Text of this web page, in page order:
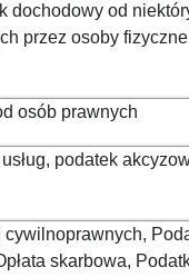
dochodowy od
przez osoby
osób prawnych
podatek
cywilnoprawnych,
skarbowa,